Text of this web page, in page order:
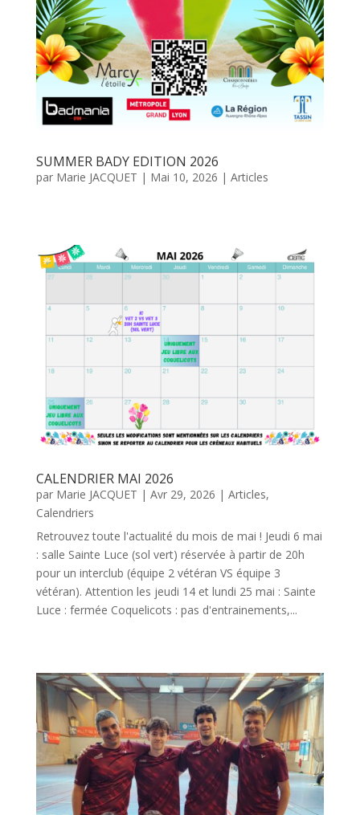
SUMMER BADY EDITION 2026
par Marie JACQUET | Mai 10, 2026 | Articles
CALENDRIER MAI 2026
par Marie JACQUET | Avr 29, 2026 | Articles,
Calendriers
Retrouvez toute l'actualité du mois de mai ! Jeudi 6 mai
: salle Sainte Luce (sol vert) réservée à partir de 20h
pour un interclub (équipe 2 vétéran VS équipe 3
vétéran). Attention les jeudi 14 et lundi 25 mai : Sainte
Luce : fermée Coquelicots : pas d'entrainements,...